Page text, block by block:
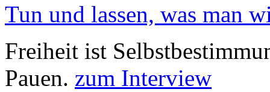
Tun und lassen, was man
Freiheit ist
Pauen. zum Interview